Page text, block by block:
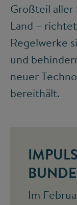
Großteil aller
Land –
Regelwerke
und
neuer
bereithält.
Im